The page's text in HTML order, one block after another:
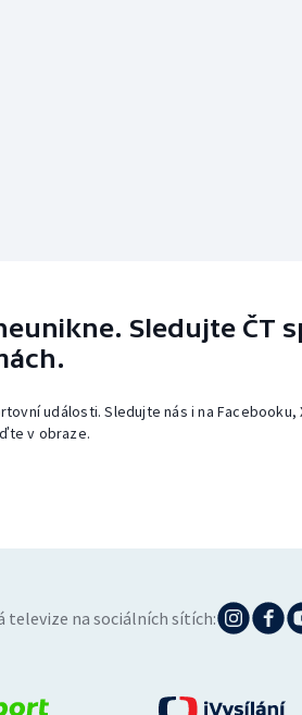
Sledujte ČT
události. Sledujte nás i na Facebooku,
v obraze.
televize na sociálních sítích: